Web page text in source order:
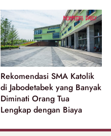
Rekomendasi SMA Katolik
di Jabodetabek yang Banyak
Diminati Orang Tua
Lengkap dengan Biaya